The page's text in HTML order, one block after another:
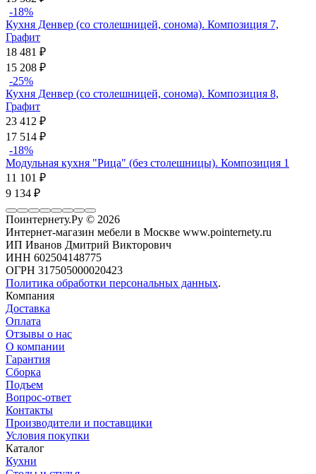
-18%
Кухня Денвер (со столешницей, сонома). Композиция 7,
Графит
18 481 ₽
15 208 ₽
-25%
Кухня Денвер (со столешницей, сонома). Композиция 8,
Графит
23 412 ₽
17 514 ₽
-18%
Модульная кухня "Рица" (без столешницы). Композиция 1
11 101 ₽
9 134 ₽
Поинтернету.Ру © 2026
Интернет-магазин мебели в Москве www.pointernety.ru
ИП Иванов Дмитрий Викторович
ИНН 602504148775
ОГРН 317505000020423
Политика обработки персональных данных.
Компания
Доставка
Оплата
Отзывы о нас
О компании
Гарантия
Сборка
Подъем
Вопрос-ответ
Контакты
Производители и поставщики
Условия покупки
Каталог
Кухни